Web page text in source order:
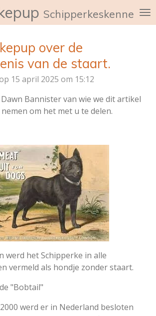
Schipperkeskennel
over de
van de staart.
15 april 2025 om 15:12
Bannister van wie we dit artikel
om het met u te delen.
werd het Schipperke in alle
vermeld als hondje zonder staart.
"Bobtail"
werd er in Nederland besloten